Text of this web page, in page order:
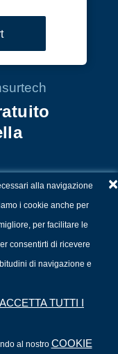
×
alla navigazione
i cookie anche per
per facilitare le
consentirti di ricevere
di navigazione e
ACCETTA TUTTI I
al nostro COOKIE